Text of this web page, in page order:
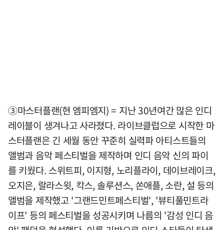
③마스터플랜(현 엠피엠지) = 지난 30년여간 많은 인디
레이블이 생겨나고 사라졌다. 라이브클럽으로 시작한 마
스터플랜은 긴 세월 동안 꾸준히 실력파 아티스트들의
앨범과 음악 페스티벌을 제작하며 인디 음악 신의 파이
를 키웠다. 스위트피, 이지형, 노리플라이, 데이브레이크,
오지은, 랄라스윗, 칵스, 솔루션스, 쏜애플, 소란, 설 등의
앨범을 제작했고 '그랜드민트페스티벌', '뷰티풀민트라
이프' 등의 페스티벌을 성공시키며 나름의 '감성 인디 음